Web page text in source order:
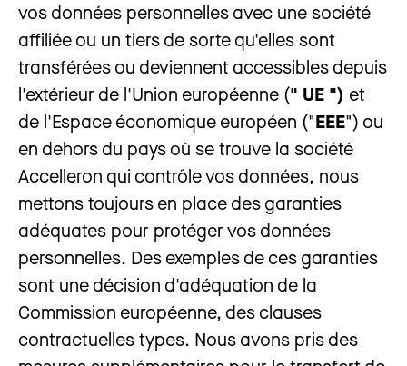
vos données personnelles avec une société
affiliée ou un tiers de sorte qu'elles sont
transférées ou deviennent accessibles depuis
l'extérieur de l'Union européenne (" UE ") et
de l'Espace économique européen ("EEE") ou
en dehors du pays où se trouve la société
Accelleron qui contrôle vos données, nous
mettons toujours en place des garanties
adéquates pour protéger vos données
personnelles. Des exemples de ces garanties
sont une décision d'adéquation de la
Commission européenne, des clauses
contractuelles types. Nous avons pris des